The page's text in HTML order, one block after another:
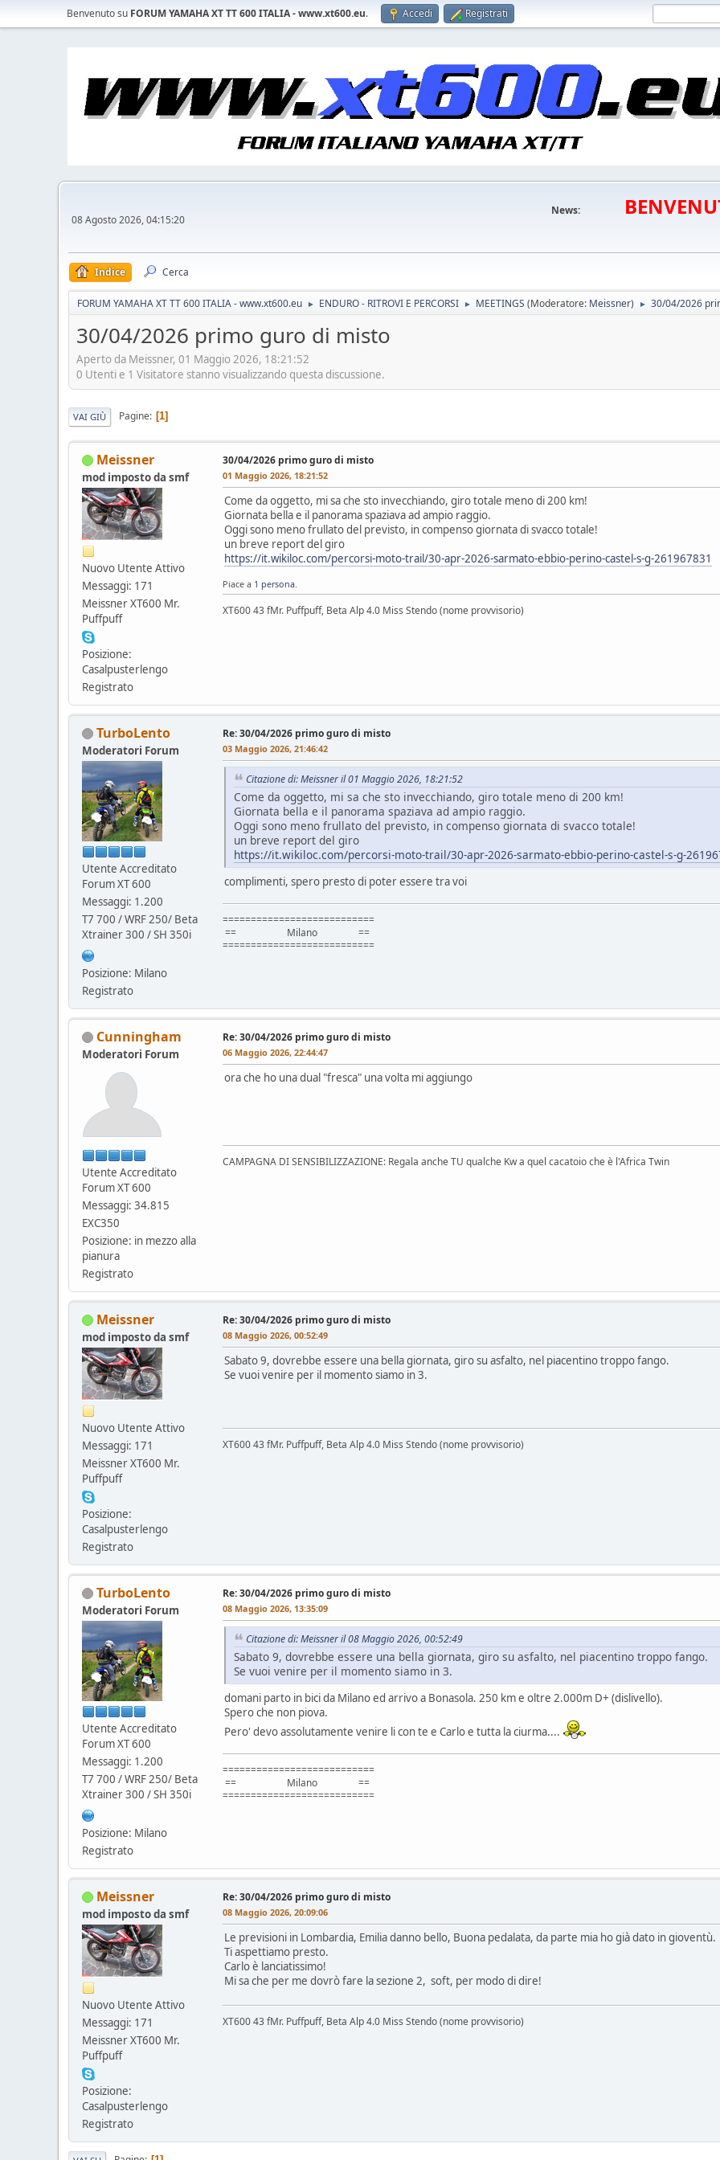
Benvenuto su FORUM YAMAHA XT TT 600 ITALIA - www.xt600.eu. Accedi Registrati
08 Agosto 2026, 04:15:20
News:
Indice Cerca
FORUM YAMAHA XT TT 600 ITALIA - www.xt600.eu ► ENDURO - RITROVI E PERCORSI ► MEETINGS (Moderatore: Meissner) ► 30/04/2026
30/04/2026 primo guro di misto
Aperto da Meissner, 01 Maggio 2026, 18:21:52
0 Utenti e 1 Visitatore stanno visualizzando questa discussione.
VAI GIÙ Pagine 1
Meissner
mod imposto da smf
Nuovo Utente Attivo
Messaggi: 171
Meissner XT600 Mr.
Puffpuff
Posizione:
Casalpusterlengo
Registrato
30/04/2026 primo guro di misto
01 Maggio 2026, 18:21:52
Come da oggetto, mi sa che sto invecchiando, giro totale meno di 200 km!
Giornata bella e il panorama spaziava ad ampio raggio.
Oggi sono meno frullato del previsto, in compenso giornata di svacco totale!
un breve report del giro
https://it.wikiloc.com/percorsi-moto-trail/30-apr-2026-sarmato-ebbio-perino-castel-s-g-261967831
Piace a 1 persona
XT600 43 fMr. Puffpuff, Beta Alp 4.0 Miss Stendo (nome provvisorio)
TurboLento
Moderatori Forum
Utente Accreditato
Forum XT 600
Messaggi: 1.200
T7 700 / WRF 250/ Beta
Xtrainer 300 / SH 350i
Posizione: Milano
Registrato
Re: 30/04/2026 primo guro di misto
03 Maggio 2026, 21:46:42
Citazione di: Meissner il 01 Maggio 2026, 18:21:52
Come da oggetto, mi sa che sto invecchiando, giro totale meno di 200 km!
Giornata bella e il panorama spaziava ad ampio raggio.
Oggi sono meno frullato del previsto, in compenso giornata di svacco totale!
un breve report del giro
https://it.wikiloc.com/percorsi-moto-trail/30-apr-2026-sarmato-ebbio-perino-castel-s-g-
complimenti, spero presto di poter essere tra voi
===========================
== Milano ==
===========================
Cunningham
Moderatori Forum
Utente Accreditato
Forum XT 600
Messaggi: 34.815
EXC350
Posizione: in mezzo alla
pianura
Registrato
Re: 30/04/2026 primo guro di misto
06 Maggio 2026, 22:44:47
ora che ho una dual "fresca" una volta mi aggiungo
CAMPAGNA DI SENSIBILIZZAZIONE: Regala anche TU qualche Kw a quel cacatoio che è l'Africa Twin
Meissner
mod imposto da smf
Nuovo Utente Attivo
Messaggi: 171
Meissner XT600 Mr.
Puffpuff
Posizione:
Casalpusterlengo
Registrato
Re: 30/04/2026 primo guro di misto
08 Maggio 2026, 00:52:49
Sabato 9, dovrebbe essere una bella giornata, giro su asfalto, nel piacentino troppo fango.
Se vuoi venire per il momento siamo in 3.
XT600 43 fMr. Puffpuff, Beta Alp 4.0 Miss Stendo (nome provvisorio)
TurboLento
Moderatori Forum
Utente Accreditato
Forum XT 600
Messaggi: 1.200
T7 700 / WRF 250/ Beta
Xtrainer 300 / SH 350i
Posizione: Milano
Registrato
Re: 30/04/2026 primo guro di misto
08 Maggio 2026, 13:35:09
Citazione di: Meissner il 08 Maggio 2026, 00:52:49
Sabato 9, dovrebbe essere una bella giornata, giro su asfalto, nel piacentino troppo fango.
Se vuoi venire per il momento siamo in 3.
domani parto in bici da Milano ed arrivo a Bonasola. 250 km e oltre 2.000m D+ (dislivello).
Spero che non piova.
Pero' devo assolutamente venire li con te e Carlo e tutta la ciurma....
===========================
== Milano ==
===========================
Meissner
mod imposto da smf
Nuovo Utente Attivo
Messaggi: 171
Meissner XT600 Mr.
Puffpuff
Posizione:
Casalpusterlengo
Registrato
Re: 30/04/2026 primo guro di misto
08 Maggio 2026, 20:09:06
Le previsioni in Lombardia, Emilia danno bello, Buona pedalata, da parte mia ho già dato in gioventù.
Ti aspettiamo presto.
Carlo è lanciatissimo!
Mi sa che per me dovrò fare la sezione 2, soft, per modo di dire!
XT600 43 fMr. Puffpuff, Beta Alp 4.0 Miss Stendo (nome provvisorio)